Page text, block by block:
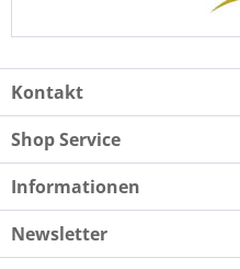
Hier sind wir auf der
Produkten, neuen
Ausschau nach
Ihnen dann gern in
präsentieren.
All den Kunden,
uns im Lädchen direkt
unserer Produkte
Kontakt
Shop Service
Informationen
Newsletter